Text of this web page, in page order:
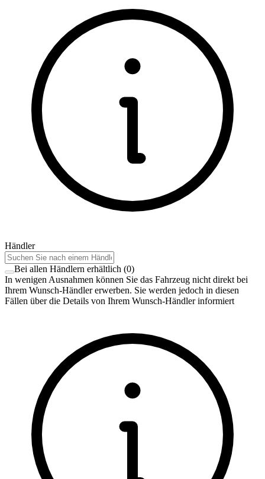
Händler
Bei allen Händlern erhältlich (0)
In wenigen Ausnahmen können Sie das Fahrzeug nicht direkt bei
Ihrem Wunsch-Händler erwerben. Sie werden jedoch in diesen
Fällen über die Details von Ihrem Wunsch-Händler informiert